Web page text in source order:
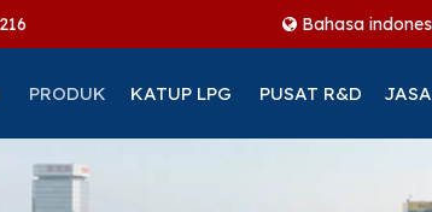
Bahasa
PRODUK KATUP LPG PUSAT R&D JASA